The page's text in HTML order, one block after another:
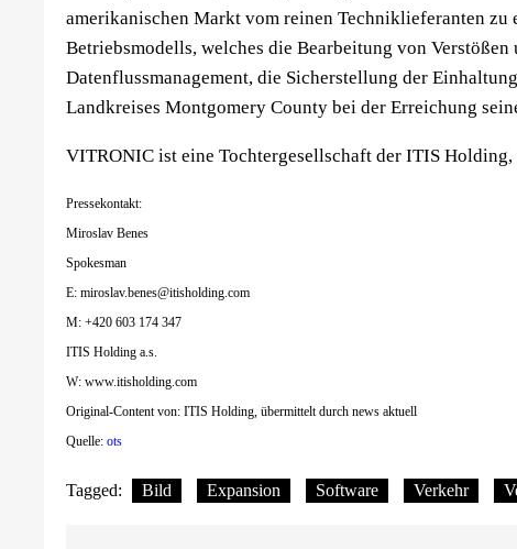
amerikanischen Markt vom reinen Techniklieferanten
Betriebsmodells, welches die Bearbeitung von
Datenflussmanagement, die Sicherstellung der
Landkreises Montgomery County bei der Erreichung
VITRONIC ist eine Tochtergesellschaft der ITIS
Pressekontakt:
Miroslav Benes
Spokesman
E: miroslav.benes@itisholding.com
M: +420 603 174 347
ITIS Holding a.s.
W: www.itisholding.com
Original-Content von: ITIS Holding, übermittelt durch news aktuell
Quelle: ots
Tagged: Bild Expansion Software Verkehr